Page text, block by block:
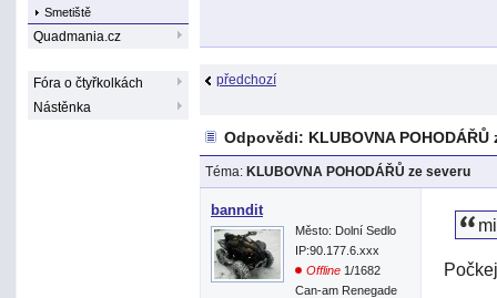
Smetiště
Quadmania.cz
Fóra o čtyřkolkách
Nástěnka
Pro
předchozí
Odpovědi: KLUBOVNA POHODÁŘŮ
Téma: KLUBOVNA POHODÁŘŮ ze severu
banndit
Město: Dolní Sedlo
IP:90.177.6.xxx
Offline 1/1682
Can-am Renegade